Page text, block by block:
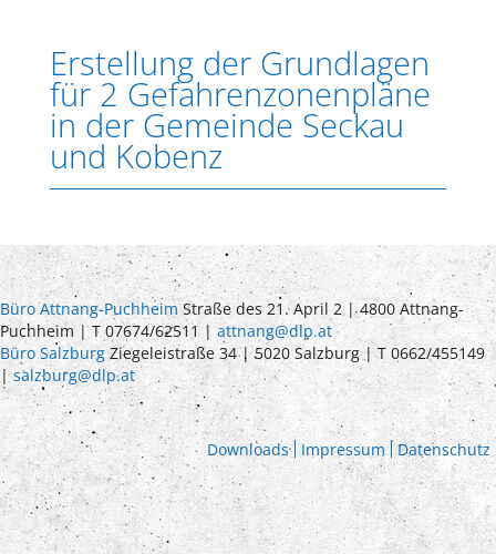
Erstellung der Grundlagen
für 2 Gefahrenzonenpläne
in der Gemeinde Seckau
und Kobenz
Büro Attnang-PuchheimStraße des 21. April 2 | 4800 Attnang-
Puchheim | T 07674/62511 |attnang@dlp.at
Büro SalzburgZiegeleistraße 34 | 5020 Salzburg | T 0662/455149
|salzburg@dlp.at
Downloads Impressum Datenschutz